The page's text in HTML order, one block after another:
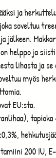
ja
soveltuu
jälkeen.
helppo ja
lihasta ja
myös
EU:sta.
200 IU,